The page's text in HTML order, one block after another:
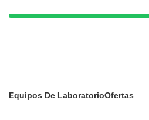
Equipos De LaboratorioOfertas